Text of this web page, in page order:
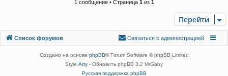
с
1 сообщение • Страница 1из 1
Перейти
Список форумов
Связаться с
Связаться с администрацией
Создано на основе phpBB® Forum Software © phpBB Limited
Style Arty - Обновить phpBB 3.2 MrGaby
Русская поддержка phpBB